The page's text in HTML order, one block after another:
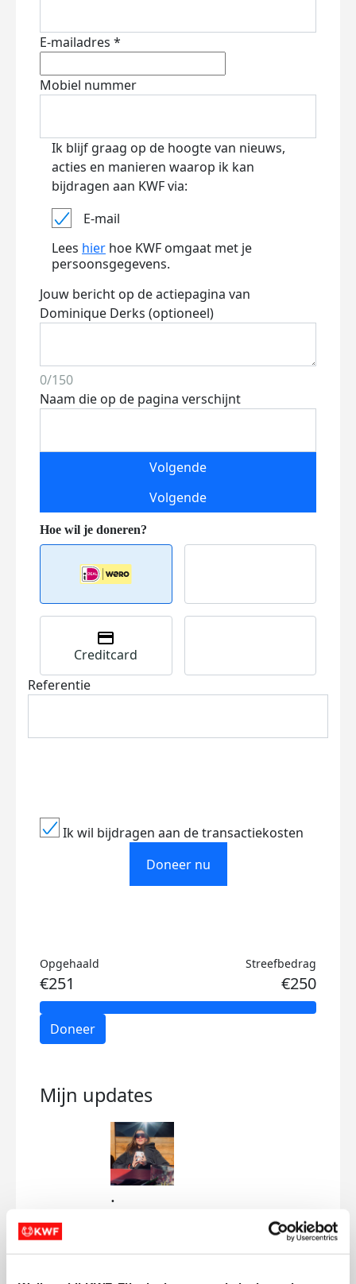
E-mailadres *
Mobiel nummer
Ik blijf graag op de hoogte van nieuws,
acties en manieren waarop ik kan
bijdragen aan KWF via:
E-mail
Lees hier hoe KWF omgaat met je
persoonsgegevens.
Jouw bericht op de actiepagina van
Dominique Derks (optioneel)
0/150
Naam die op de pagina verschijnt
Volgende
Volgende
Creditcard
Referentie
Ik wil bijdragen aan de transactiekosten
Doneer nu
Opgehaald
€251
Streefbedrag
€250
Doneer
Mijn updates
.